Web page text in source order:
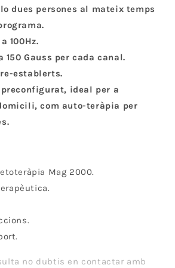
dues persones al mateix temps
100Hz.
Gauss per cada canal.
establerts.
ideal per a
com auto-teràpia per
Mag 2000.
no dubtis en contactar amb